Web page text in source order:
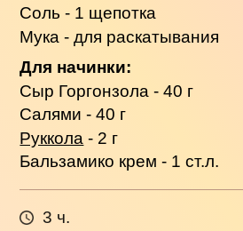
Соль - 1 щепотка
Мука - для раскатывания
Для начинки:
Сыр Горгонзола - 40 г
Салями - 40 г
Руккола - 2 г
Бальзамико крем - 1 ст.л.
3 ч.